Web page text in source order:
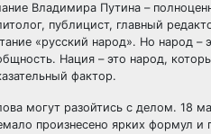
Владимира Путина –
публицист, главный
«русский народ». Но народ
Нация – это народ,
фактор.
могут разойтись с делом. 18
произнесено ярких формул и